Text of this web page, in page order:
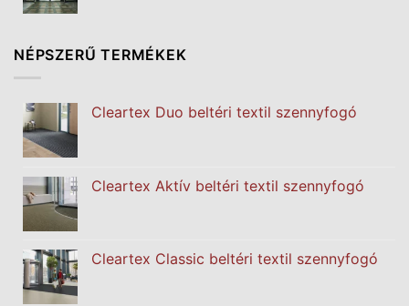
NÉPSZERŰ TERMÉKEK
Cleartex Duo beltéri textil szennyfogó
Cleartex Aktív beltéri textil szennyfogó
Cleartex Classic beltéri textil szennyfogó